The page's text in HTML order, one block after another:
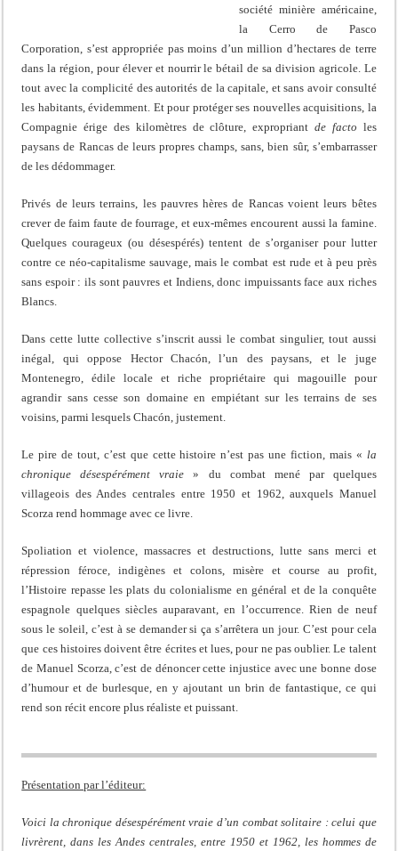
société minière américaine,
la Cerro de Pasco
Corporation, s’est appropriée pas moins d’un million d’hectares de terre
dans la région, pour élever et nourrir le bétail de sa division agricole. Le
tout avec la complicité des autorités de la capitale, et sans avoir consulté
les habitants, évidemment. Et pour protéger ses nouvelles acquisitions, la
Compagnie érige des kilomètres de clôture, expropriantde facto les
paysans de Rancas de leurs propres champs, sans, bien sûr, s’embarrasser
de les dédommager.
Privés de leurs terrains, les pauvres hères de Rancas voient leurs bêtes
crever de faim faute de fourrage, et eux-mêmes encourent aussi la famine.
Quelques courageux (ou désespérés) tentent de s’organiser pour lutter
contre ce néo-capitalisme sauvage, mais le combat est rude et à peu près
sans espoir : ils sont pauvres et Indiens, donc impuissants face aux riches
Blancs.
Dans cette lutte collective s’inscrit aussi le combat singulier, tout aussi
inégal, qui oppose Hector Chacón, l’un des paysans, et le juge
Montenegro, édile locale et riche propriétaire qui magouille pour
agrandir sans cesse son domaine en empiétant sur les terrains de ses
voisins, parmi lesquels Chacón, justement.
Le pire de tout, c’est que cette histoire n’est pas une fiction, mais « la
chronique désespérément vraie» du combat mené par quelques
villageois des Andes centrales entre 1950 et 1962, auxquels Manuel
Scorza rend hommage avec ce livre.
Spoliation et violence, massacres et destructions, lutte sans merci et
répression féroce, indigènes et colons, misère et course au profit,
l’Histoire repasse les plats du colonialisme en général et de la conquête
espagnole quelques siècles auparavant, en l’occurrence. Rien de neuf
sous le soleil, c’est à se demander si ça s’arrêtera un jour. C’est pour cela
que ces histoires doivent être écrites et lues, pour ne pas oublier. Le talent
de Manuel Scorza, c’est de dénoncer cette injustice avec une bonne dose
d’humour et de burlesque, en y ajoutant un brin de fantastique, ce qui
rend son récit encore plus réaliste et puissant.
Présentation par l’éditeur:
Voici la chronique désespérément vraie d’un combat solitaire : celui que
livrèrent, dans les Andes centrales, entre 1950 et 1962, les hommes de